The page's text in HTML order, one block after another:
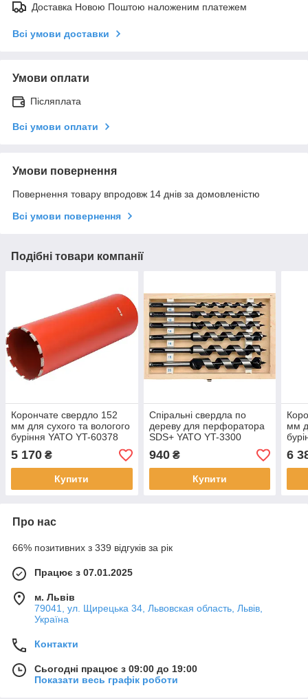
Доставка Новою Поштою наложеним платежем
Всі умови доставки
Умови оплати
Післяплата
Всі умови оплати
Умови повернення
Повернення товару впродовж 14 днів за домовленістю
Всі умови повернення
Подібні товари компанії
Корончате свердло 152
мм для сухого та вологого
буріння YATO YT-60378
5 170 ₴
Купити
Спіральні свердла по
дереву для перфоратора
SDS+ YATO YT-3300
940₴
Купити
мм
6
Про нас
66% позитивних з 339 відгуків за рік
Працює з 07.01.2025
м. Львів
79041, ул. Щирецька 34, Львовская область, Львів,
Україна
Контакти
Сьогодні працює з 09:00 до 19:00
Показати весь графік роботи